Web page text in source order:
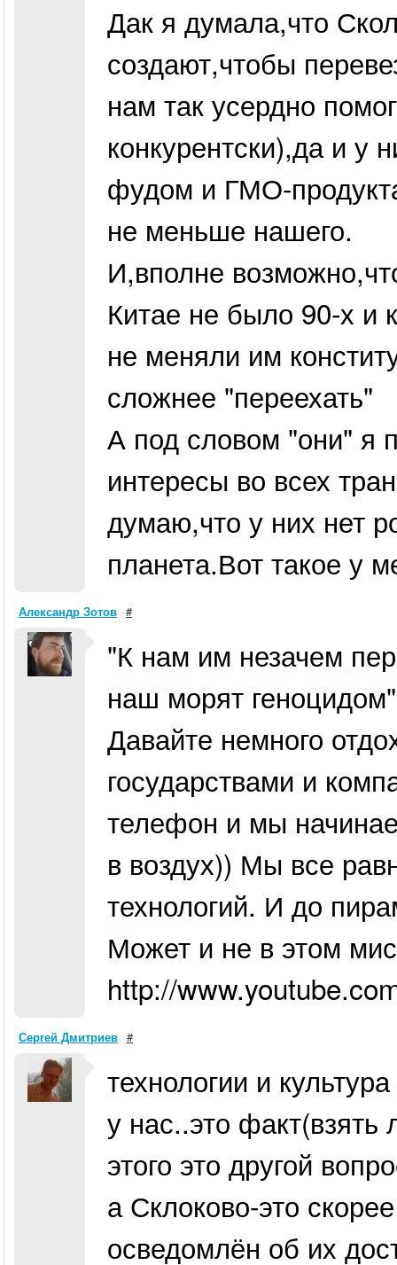
Дак я думала,что
создают,чтобы
нам так усердно
конкурентски),да и у
фудом и ГМО-
не меньше нашего.
И,вполне
Китае не было 90-х и
не меняли им
сложнее "переехать"
А под словом "они" я
интересы во всех
думаю,что у них нет
планета.Вот такое у
Александр Зотов #
"К нам им незачем
наш морят геноцидом"
Давайте немного
государствами и
телефон и мы
в воздух)) Мы все
технологий. И до
Может и не в этом
http://
Сергей Дмитриев #
технологии и
у нас..это
этого это другой
а Склоково-это
осведомлён об их